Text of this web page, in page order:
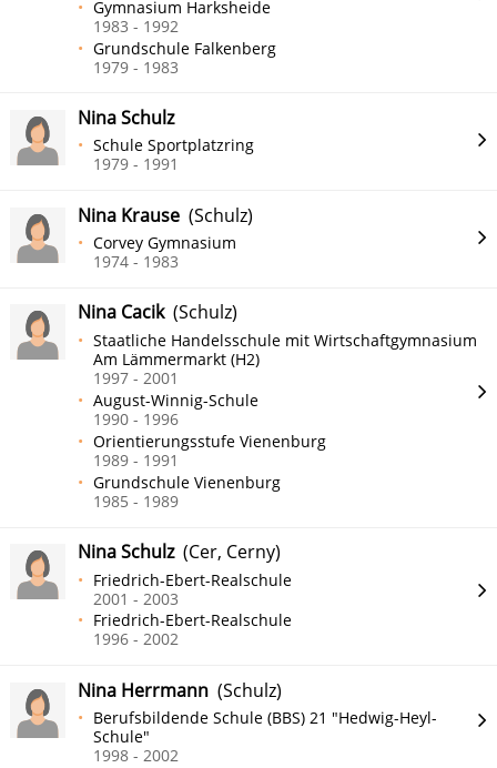
Gymnasium Harksheide
1983 - 1992
Grundschule Falkenberg
1979 - 1983
Nina Schulz
Schule Sportplatzring
1979 - 1991
Nina Krause (Schulz)
Corvey Gymnasium
1974 - 1983
Nina Cacik(Schulz)
Staatliche Handelsschule mit Wirtschaftgymnasium
Am Lämmermarkt (H2)
1997 - 2001
August-Winnig-Schule
1990 - 1996
Orientierungsstufe Vienenburg
1989 - 1991
Grundschule Vienenburg
1985 - 1989
Nina Schulz(Cer, Cerny)
Friedrich-Ebert-Realschule
2001 - 2003
Friedrich-Ebert-Realschule
1996 - 2002
Nina Herrmann (Schulz)
Berufsbildende Schule (BBS) 21 "Hedwig-Heyl-
Schule"
1998 - 2002